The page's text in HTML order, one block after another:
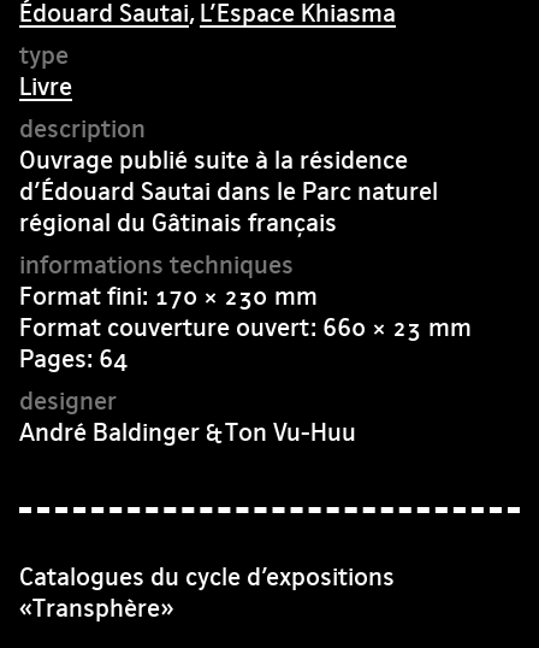
Édouard Sautai, L’Espace Khiasma
Livre
Ouvrage publié suite à la résidence
d’Édouard Sautai dans le Parc naturel
régional du Gâtinais français
Format fini: 170 × 230 mm
Format couverture ouvert: 660 × 23 mm
Pages: 64
André Baldinger & Ton Vu-Huu
Catalogues du cycle d’expositions
«Transphère»